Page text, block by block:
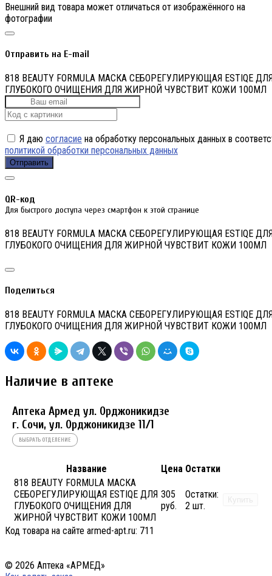
Внешний вид товара может отличаться от изображённого на
фотографии
Отправить на E-mail
818 BEAUTY FORMULA МАСКА СЕБОРЕГУЛИРУЮЩАЯ ESTIQE
ГЛУБОКОГО ОЧИЩЕНИЯ ДЛЯ ЖИРНОЙ ЧУВСТВИТ КОЖИ 100МЛ
Я даю согласие на обработку персональных данных в
политикой обработки персональных данных
Отправить
QR-код
Для быстрого доступа через смартфон к этой странице
818 BEAUTY FORMULA МАСКА СЕБОРЕГУЛИРУЮЩАЯ ESTIQE
ГЛУБОКОГО ОЧИЩЕНИЯ ДЛЯ ЖИРНОЙ ЧУВСТВИТ КОЖИ 100МЛ
Поделиться
818 BEAUTY FORMULA МАСКА СЕБОРЕГУЛИРУЮЩАЯ ESTIQE
ГЛУБОКОГО ОЧИЩЕНИЯ ДЛЯ ЖИРНОЙ ЧУВСТВИТ КОЖИ 100МЛ
Наличие в аптеке
Аптека Армед ул. Орджоникидзе
г. Сочи, ул. Орджоникидзе 11/1
ВЫБРАТЬ ОТДЕЛЕНИЕ
Название Цена Остатки
818 BEAUTY FORMULA МАСКА
СЕБОРЕГУЛИРУЮЩАЯ ESTIQE ДЛЯ
ГЛУБОКОГО ОЧИЩЕНИЯ ДЛЯ
ЖИРНОЙ ЧУВСТВИТ КОЖИ 100МЛ
305
руб.
Остатки:
2 шт.
Купить
Код товара на сайте armed-apt.ru: 711
© 2026 Аптека «АРМЕД»